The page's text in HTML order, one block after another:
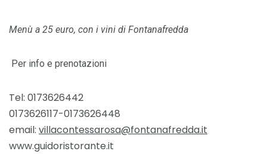
Menù a 25 euro, con i vini di Fontanafredda
Per info e prenotazioni
Tel: 0173626442
0173626117-0173626448
email: villacontessarosa@fontanafredda.it
www.guidoristorante.it